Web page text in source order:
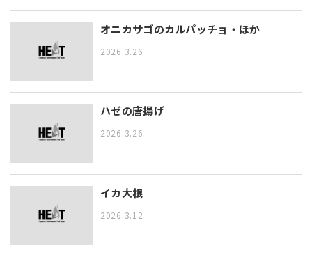
オニカサゴのカルパッチョ・ほか
2026.3.26
ハゼの唐揚げ
2026.3.26
イカ大根
2026.3.12